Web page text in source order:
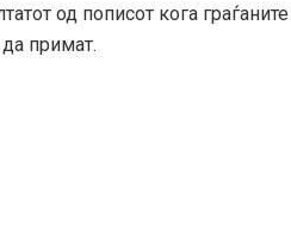
од пописот кога
примат.